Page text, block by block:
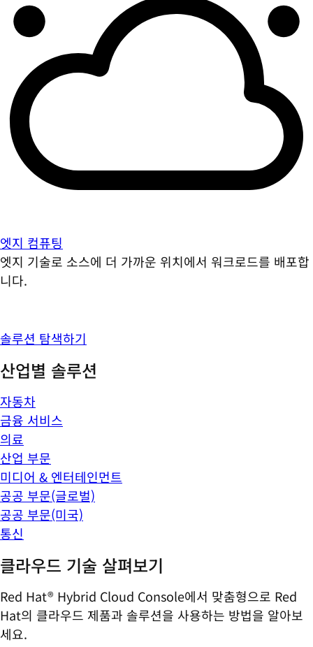
엣지 컴퓨팅
엣지 기술로 소스에 더 가까운 위치에서 워크로드를 배포합
니다.
솔루션 탐색하기
산업별 솔루션
자동차
금융 서비스
의료
산업 부문
미디어 & 엔터테인먼트
공공 부문(글로벌)
공공 부문(미국)
통신
클라우드 기술 살펴보기
Red Hat® Hybrid Cloud Console에서 맞춤형으로 Red
Hat의 클라우드 제품과 솔루션을 사용하는 방법을 알아보
세요.